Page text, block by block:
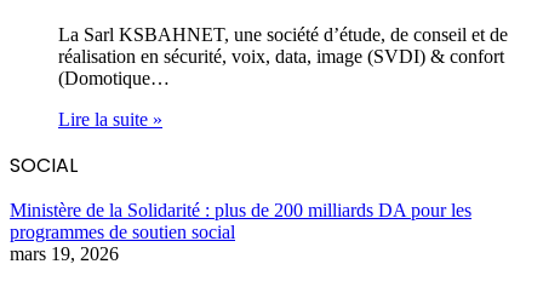
La Sarl KSBAHNET, une société d’étude, de conseil et de
réalisation en sécurité, voix, data, image (SVDI) & confort
(Domotique…
Lire la suite »
SOCIAL
Ministère de la Solidarité : plus de 200 milliards DA pour les
programmes de soutien social
mars 19, 2026